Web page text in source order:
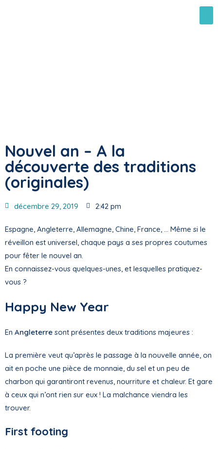
Nouvel an – A la
découverte des traditions
(originales)
décembre 29, 2019 2:42 pm
Espagne, Angleterre, Allemagne, Chine, France, … Même si le
réveillon est universel, chaque pays a ses propres coutumes
pour fêter le nouvel an.
En connaissez-vous quelques-unes, et lesquelles pratiquez-
vous ?
Happy New Year
En Angleterre sont présentes deux traditions majeures :
La première veut qu’après le passage à la nouvelle année, on
ait en poche une pièce de monnaie, du sel et un peu de
charbon qui garantiront revenus, nourriture et chaleur. Et gare
à ceux qui n’ont rien sur eux ! La malchance viendra les
trouver.
First footing